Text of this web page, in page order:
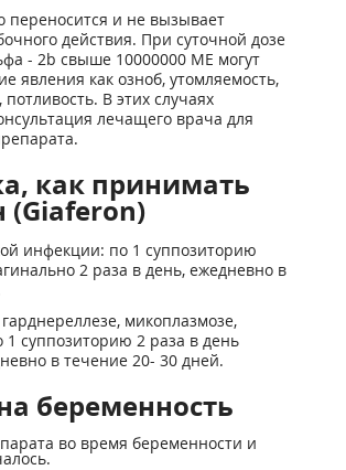
переносится и не вызывает
действия. При суточной дозе
- 2b свыше 10000000 ME могут
явления как озноб, утомляемость,
В этих случаях
лечащего врача для
как принимать
(Giaferon)
инфекции: по 1 суппозиторию
2 раза в день, ежедневно в
микоплазмозе,
1 суппозиторию 2 раза в день
в течение 20- 30 дней.
беременность
во время беременности и